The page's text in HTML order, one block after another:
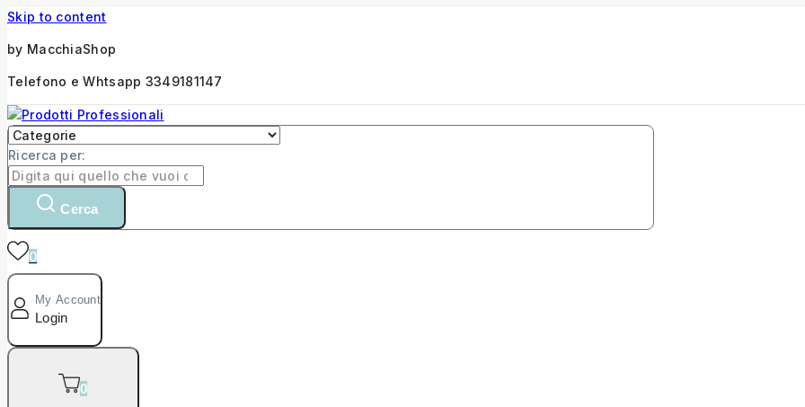
Skip to content
by MacchiaShop
Telefono e Whtsapp 3349181147
Ricerca per:
Cerca
0
My Account
Login
0